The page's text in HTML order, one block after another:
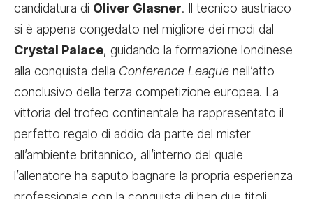
candidatura di Oliver Glasner. Il tecnico austriaco
si è appena congedato nel migliore dei modi dal
Crystal Palace, guidando la formazione londinese
alla conquista della Conference League nell’atto
conclusivo della terza competizione europea. La
vittoria del trofeo continentale ha rappresentato il
perfetto regalo di addio da parte del mister
all’ambiente britannico, all’interno del quale
l’allenatore ha saputo bagnare la propria esperienza